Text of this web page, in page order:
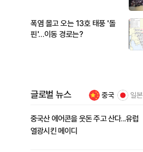
폭염 몰고 오는 13호 태풍 '돌
핀'…이동 경로는?
글로벌 뉴스 중국 일본
중국산 에어콘을 웃돈 주고 산다...유럽
열광시킨 메이디